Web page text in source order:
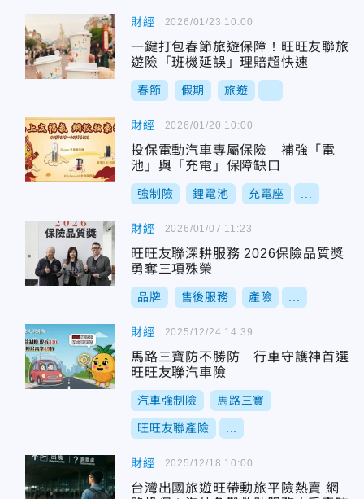
財經
一鍵打包春節旅遊保障！旺旺友聯旅
遊險「班機延誤」理賠超快速
春節 假期 旅遊
2026/01/23 10:00
財經
投保電動汽車專屬保險 補強「電
池」與「充電」保障缺口
強制險 鋰電池 充電座
2026/01/20 10:00
財經
旺旺友聯深耕服務 2026保險品質獎
勇奪三項殊榮
品牌 售後服務 產險
2026/01/07 11:23
財經
馬路三寶防不勝防 行車守護神首選
旺旺友聯汽車險
汽車強制險 馬路三寶
旺旺友聯產險
2025/12/24 14:39
財經
台灣出國旅遊旺帶動旅平險熱賣 網
2025/12/18 10:00